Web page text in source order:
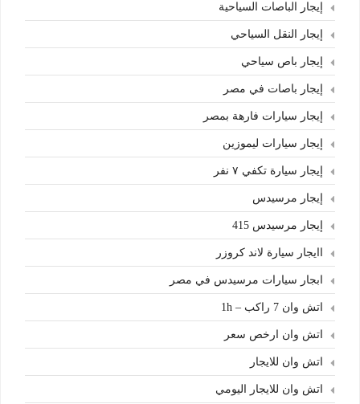
إيجار الباصات السياحية
إيجار النقل السياحي
إيجار باص سياحي
إيجار باصات في مصر
إيجار سيارات فارهة بمصر
إيجار سيارات ليموزين
إيجار سيارة تكفي ٧ نفر
إيجار مرسيدس
إيجار مرسيدس 415
اايجار سيارة لاند كروزر
ابجار سيارات مرسيدس في مصر
اتش وان 7 راكب – 1h
اتش وان ارخص سعر
اتش وان للايجار
اتش وان للايجار اليومي